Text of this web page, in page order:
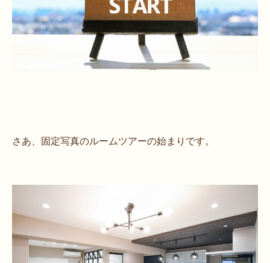
さあ、固定写真のルームツアーの始まりです。